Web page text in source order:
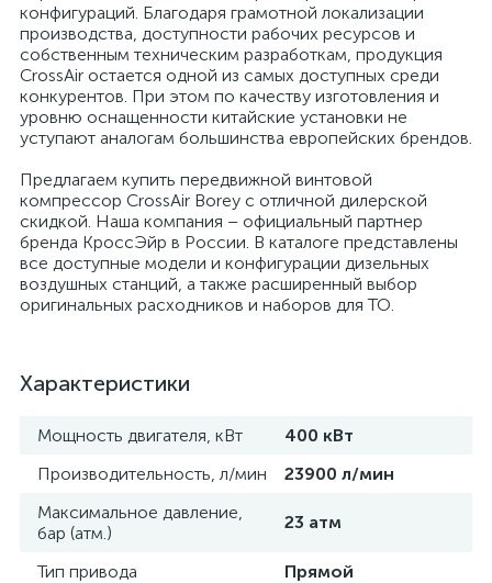
конфигураций. Благодаря грамотной локализации
производства, доступности рабочих ресурсов и
собственным техническим разработкам, продукция
CrossAir остается одной из самых доступных среди
конкурентов. При этом по качеству изготовления и
уровню оснащенности китайские установки не
уступают аналогам большинства европейских брендов.
Предлагаем купить передвижной винтовой
компрессор CrossAir Borey с отличной дилерской
скидкой. Наша компания – официальный партнер
бренда КроссЭйр в России. В каталоге представлены
все доступные модели и конфигурации дизельных
воздушных станций, а также расширенный выбор
оригинальных расходников и наборов для ТО.
Характеристики
Мощность двигателя, кВт
400 кВт
Производительность, л/мин
23900 л/мин
Максимальное давление,
бар (атм.)
23 атм
Тип привода
Прямой